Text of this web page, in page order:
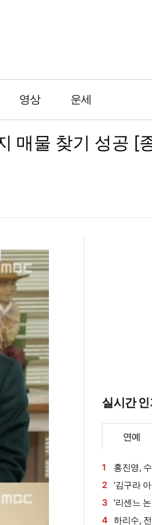
영상 운세
매물 찾기 성공 [
실시간
연예
1
홍진영,
륨 라인 '시
2
'김구라
겼다…"나밖
3
'리센느
받았다…"돌
4 하리수,